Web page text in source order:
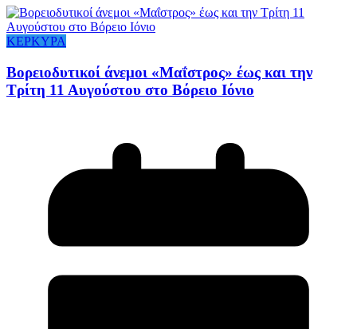
ΚΕΡΚΥΡΑ
Βορειοδυτικοί άνεμοι «Μαΐστρος» έως και την
Τρίτη 11 Αυγούστου στο Βόρειο Ιόνιο